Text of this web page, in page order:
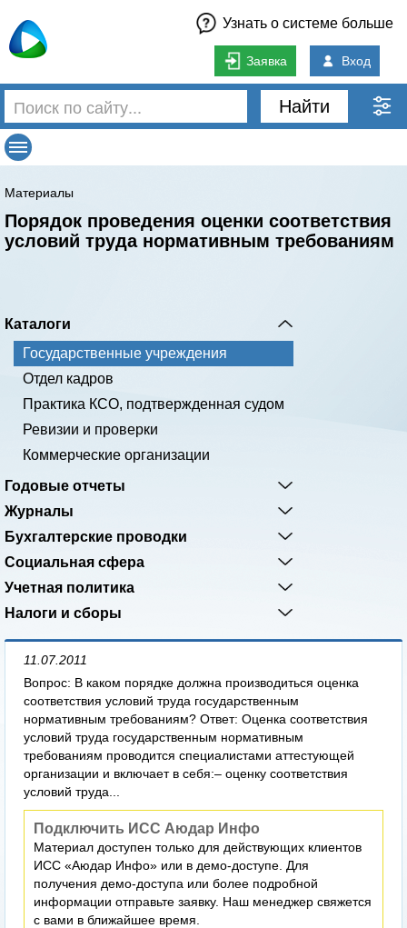
Узнать о системе больше
Заявка Вход
Найти
Материалы
Порядок проведения оценки соответствия
условий труда нормативным требованиям
Каталоги
Государственные учреждения
Отдел кадров
Практика КСО, подтвержденная судом
Ревизии и проверки
Коммерческие организации
Годовые отчеты
Журналы
Бухгалтерские проводки
Социальная сфера
Учетная политика
Налоги и сборы
11.07.2011
Вопрос: В каком порядке должна производиться оценка
соответствия условий труда государственным
нормативным требованиям? Ответ: Оценка соответствия
условий труда государственным нормативным
требованиям проводится специалистами аттестующей
организации и включает в себя:– оценку соответствия
условий труда...
Подключить ИСС Аюдар Инфо
Материал доступен только для действующих клиентов
ИСС «Аюдар Инфо» или в демо-доступе. Для
получения демо-доступа или более подробной
информации отправьте заявку. Наш менеджер свяжется
с вами в ближайшее время.